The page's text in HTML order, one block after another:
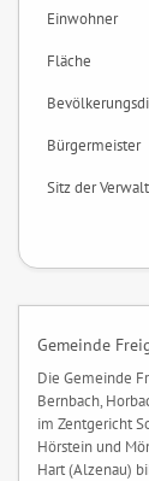
Einwohner
Fläche
Bürgermeister
Sitz der
Gemeinde
Die Gemeinde
Bernbach,
im Zentgericht
Hörstein und
Hart (Alzenau)